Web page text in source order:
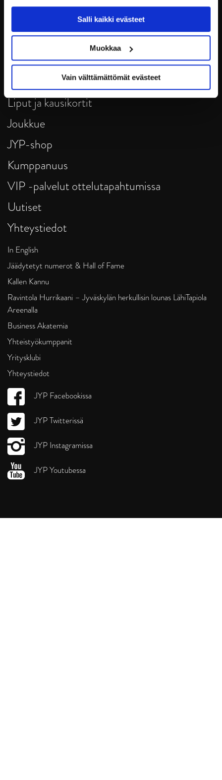
käytöstäEvästeet-sivultamme.
Salli kaikki evästeet
Muokkaa
Vain välttämättömät evästeet
JYP Jyväskylä Oy
Puistokatu 21, 40200 Jyväskylä
Tietosuoja
Ottelut
Liput ja kausikortit
Joukkue
JYP-shop
Kumppanuus
VIP -palvelut ottelutapahtumissa
Uutiset
Yhteystiedot
In English
Jäädytetyt numerot & Hall of Fame
Kallen Kannu
Ravintola Hurrikaani – Jyväskylän herkullisin lounas LähiTapiola
Areenalla
Business Akatemia
Yhteistyökumppanit
Yritysklubi
Yhteystiedot
JYP Facebookissa
JYP Twitterissä
JYP Instagramissa
JYP Youtubessa